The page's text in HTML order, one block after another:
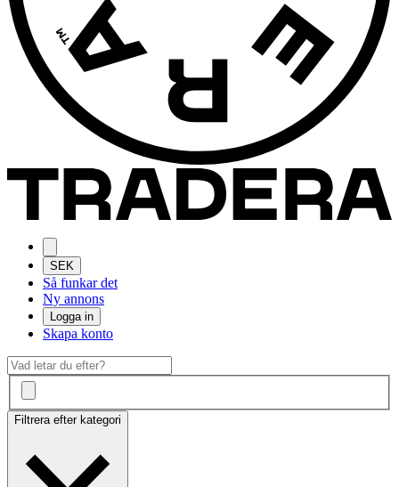
SEK
Så funkar det
Ny annons
Logga in
Skapa konto
Filtrera efter kategori